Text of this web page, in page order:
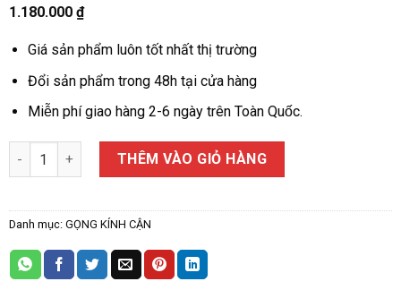
1.180.000 ₫
Giá sản phẩm luôn tốt nhất thị trường
Đổi sản phẩm trong 48h tại cửa hàng
Miễn phí giao hàng 2-6 ngày trên Toàn Quốc.
Gọng Kính Cận Mykolor RGA23103 số lượng
THÊM VÀO GIỎ HÀNG
Danh mục: GỌNG KÍNH CẬN